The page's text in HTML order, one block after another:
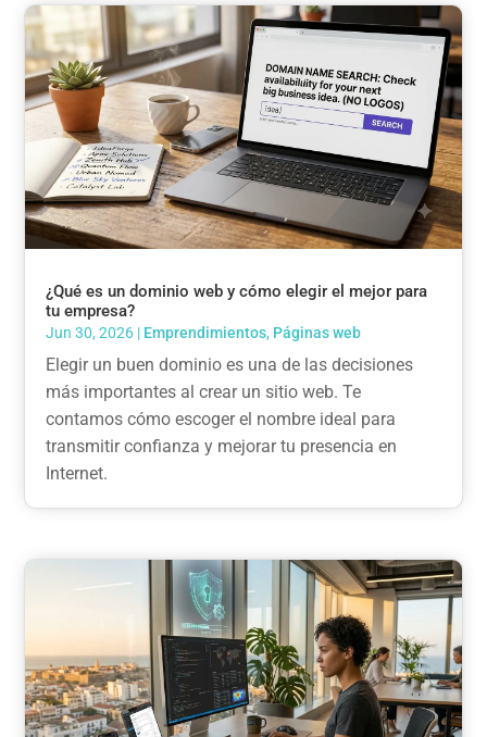
¿Qué es un dominio web y cómo elegir el mejor para
tu empresa?
Jun 30, 2026 | Emprendimientos, Páginas web
Elegir un buen dominio es una de las decisiones
más importantes al crear un sitio web. Te
contamos cómo escoger el nombre ideal para
transmitir confianza y mejorar tu presencia en
Internet.